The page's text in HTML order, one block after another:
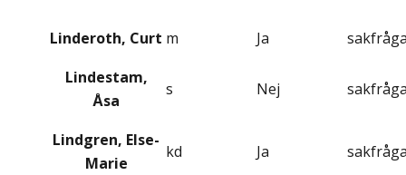
Linderoth, Curt m Ja
Lindestam,
Åsa
s Nej
Lindgren, Else-
Marie
kd Ja